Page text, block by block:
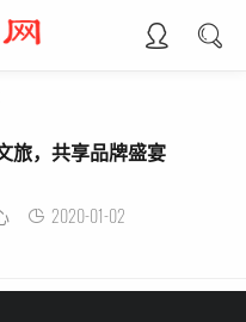
旅，共享品牌盛宴
2020-01-02